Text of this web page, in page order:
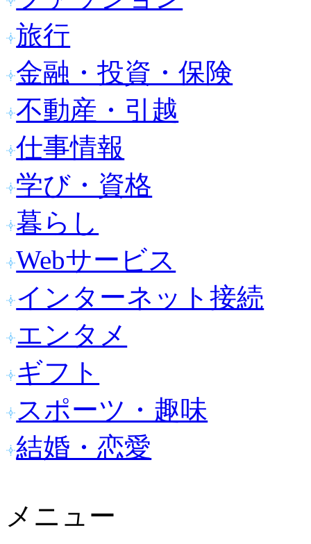
旅行
金融・投資・保険
不動産・引越
仕事情報
学び・資格
暮らし
Webサービス
インターネット接続
エンタメ
ギフト
スポーツ・趣味
結婚・恋愛
メニュー